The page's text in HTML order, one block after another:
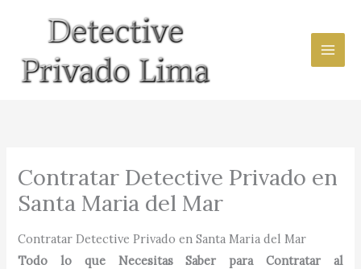
contenido
Contratar Detective Privado en
Santa Maria del Mar
Contratar Detective Privado en Santa Maria del Mar
Todo lo que Necesitas Saber para Contratar al